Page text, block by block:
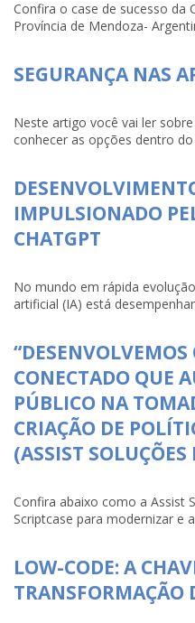
Confira o case de sucesso da
Província de Mendoza-
SEGURANÇA NAS
Neste artigo você vai ler
conhecer as opções dentro do
IMPULSIONADO
CHATGPT
No mundo em rápida
artificial (IA) está
CONECTADO QUE
PÚBLICO NA
CRIAÇÃO DE
(ASSIST
Confira abaixo como a Assist
Scriptcase para modernizar e
LOW-CODE: A
TRANSFORMAÇÃO